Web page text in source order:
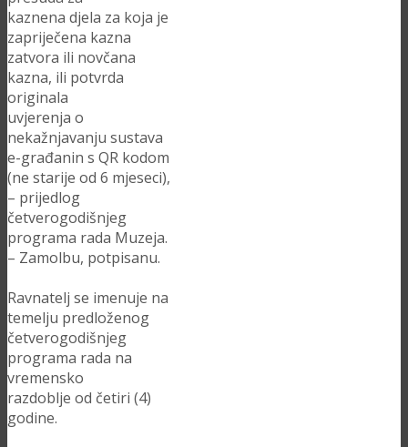
kaznena djela za koja je
zapriječena kazna
zatvora ili novčana
kazna, ili potvrda
originala
uvjerenja o
nekažnjavanju sustava
e-građanin s QR kodom
(ne starije od 6 mjeseci),
– prijedlog
četverogodišnjeg
programa rada Muzeja.
– Zamolbu, potpisanu.
Ravnatelj se imenuje na
temelju predloženog
četverogodišnjeg
programa rada na
vremensko
razdoblje od četiri (4)
godine.